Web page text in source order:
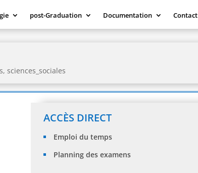
post-Graduation Documentation Contact
,sciences_sociales
ACCÈS DIRECT
Emploi du temps
Planning des examens